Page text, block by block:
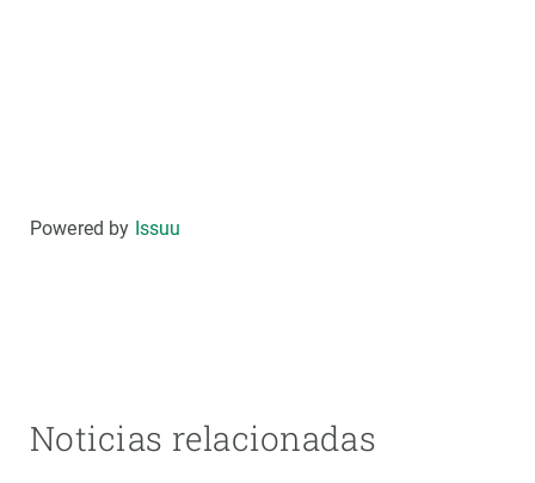
Powered by Issuu
Noticias relacionadas